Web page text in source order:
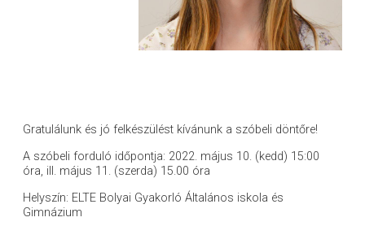
Gratulálunk és jó felkészülést kívánunk a szóbeli döntőre!
A szóbeli forduló időpontja: 2022. május 10. (kedd) 15:00
óra, ill. május 11. (szerda) 15.00 óra
Helyszín: ELTE Bolyai Gyakorló Általános iskola és
Gimnázium